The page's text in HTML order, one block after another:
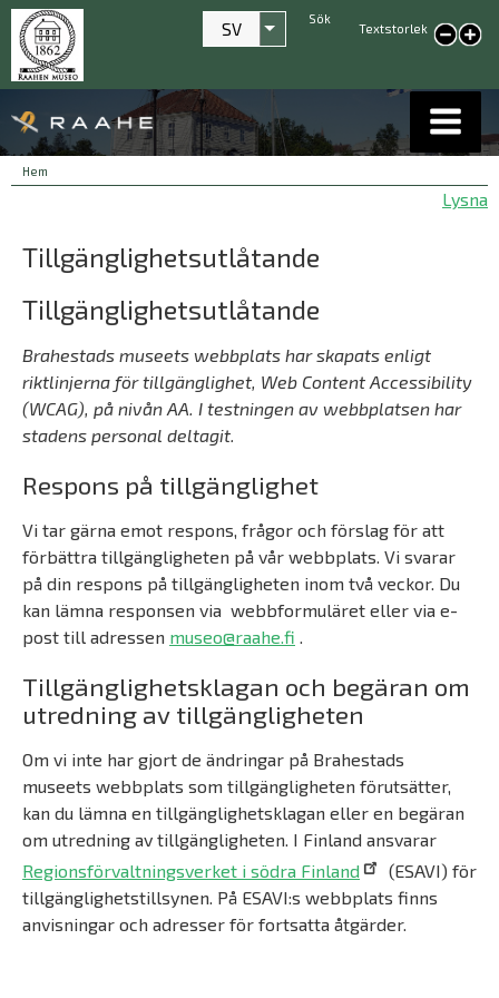
Textstorlek
smaller text
Sök
SV Visa fler åtgärder
Länkstigar
You
Hem
Lysna
Tillgänglighetsutlåtande
Tillgänglighetsutlåtande
Brahestads museets webbplats har skapats enligt
riktlinjerna för tillgänglighet, Web Content Accessibility
(WCAG), på nivån AA. I testningen av webbplatsen har
stadens personal deltagit.
Respons på tillgänglighet
Vi tar gärna emot respons, frågor och förslag för att
förbättra tillgängligheten på vår webbplats. Vi svarar
på din respons på tillgängligheten inom två veckor. Du
kan lämna responsen via webbformuläret eller via e-
post till adressen museo@raahe.fi .
Tillgänglighetsklagan och begäran om
utredning av tillgängligheten
Om vi inte har gjort de ändringar på Brahestads
museets webbplats som tillgängligheten förutsätter,
kan du lämna en tillgänglighetsklagan eller en begäran
om utredning av tillgängligheten. I Finland ansvarar
Regionsförvaltningsverket i södra Finland
(ESAVI) för
tillgänglighetstillsynen. På ESAVI:s webbplats finns
anvisningar och adresser för fortsatta åtgärder.